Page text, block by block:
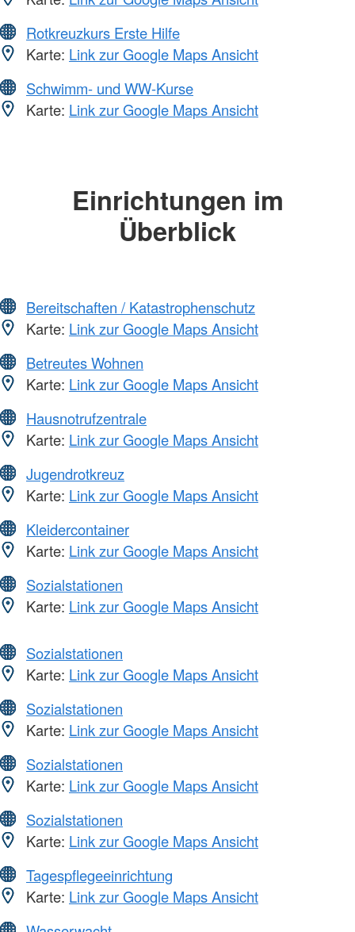
Rotkreuzkurs Erste Hilfe
Karte: Link zur Google Maps Ansicht
Schwimm- und WW-Kurse
Karte: Link zur Google Maps Ansicht
Einrichtungen im
Überblick
Bereitschaften / Katastrophenschutz
Karte: Link zur Google Maps Ansicht
Betreutes Wohnen
Karte: Link zur Google Maps Ansicht
Hausnotrufzentrale
Karte: Link zur Google Maps Ansicht
Jugendrotkreuz
Karte: Link zur Google Maps Ansicht
Kleidercontainer
Karte: Link zur Google Maps Ansicht
Sozialstationen
Karte: Link zur Google Maps Ansicht
Sozialstationen
Karte: Link zur Google Maps Ansicht
Sozialstationen
Karte: Link zur Google Maps Ansicht
Sozialstationen
Karte: Link zur Google Maps Ansicht
Sozialstationen
Karte: Link zur Google Maps Ansicht
Tagespflegeeinrichtung
Karte: Link zur Google Maps Ansicht